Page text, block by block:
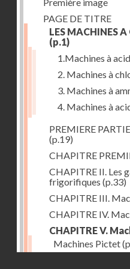
PAGE DE TITRE
LES MACHINES
(p.1)
1.Machines à
2. Machines à
3. Machines à
4. Machines à
PREMIERE
(p.19)
CHAPITRE
CHAPITRE II. Les
frigorifiques (p.33)
CHAPITRE III.
CHAPITRE IV.
CHAPITRE V.
Machines Pictet